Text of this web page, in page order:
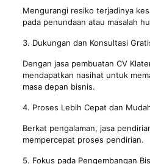
Mengurangi resiko terjadinya
pada penundaan atau masalah
3. Dukungan dan Konsultasi
Dengan jasa pembuatan CV
mendapatkan nasihat untuk
masa depan bisnis.
4. Proses Lebih Cepat dan
Berkat pengalaman, jasa
mempercepat proses pendirian.
5. Fokus pada Pengembangan